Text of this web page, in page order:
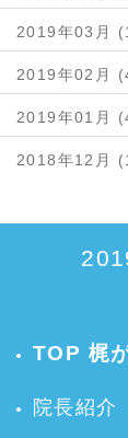
2019年03月
2019年02月
2019年01月
2018年12月
TOP 梶
院長紹介